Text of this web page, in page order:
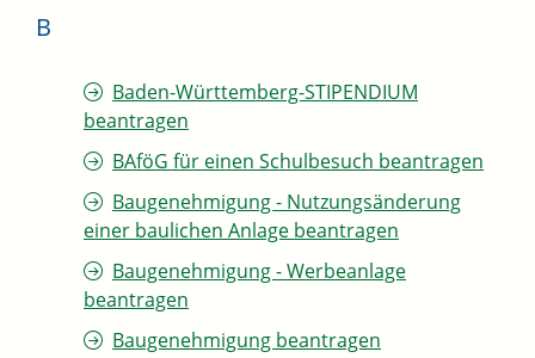
B
Baden-Württemberg-STIPENDIUM
beantragen
BAföG für einen Schulbesuch beantragen
Baugenehmigung - Nutzungsänderung
einer baulichen Anlage beantragen
Baugenehmigung - Werbeanlage
beantragen
Baugenehmigung beantragen